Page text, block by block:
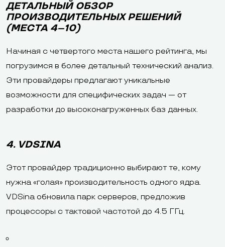
ДЕТАЛЬНЫЙ ОБЗОР
ПРОИЗВОДИТЕЛЬНЫХ РЕШЕНИЙ
(МЕСТА 4–10)
Начиная с четвертого места нашего рейтинга, мы
погрузимся в более детальный технический анализ.
Эти провайдеры предлагают уникальные
возможности для специфических задач — от
разработки до высоконагруженных баз данных.
4. VDSINA
Этот провайдер традиционно выбирают те, кому
нужна «голая» производительность одного ядра.
VDSina обновила парк серверов, предложив
процессоры с тактовой частотой до 4.5 ГГц.